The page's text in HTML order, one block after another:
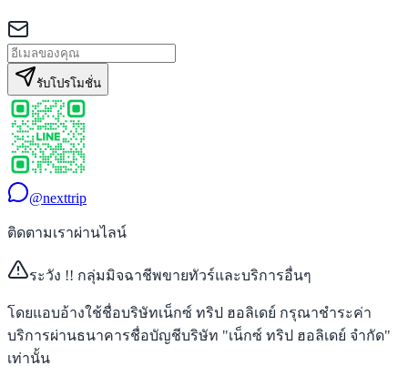
รับโปรโมชั่น
@nexttrip
ติดตามเราผ่านไลน์
ระวัง !! กลุ่มมิจฉาชีพขายทัวร์และบริการอื่นๆ
โดยแอบอ้างใช้ชื่อบริษัทเน็กซ์ ทริป ฮอลิเดย์ กรุณาชำระค่า
บริการผ่านธนาคารชื่อบัญชีบริษัท "เน็กซ์ ทริป ฮอลิเดย์ จำกัด"
เท่านั้น